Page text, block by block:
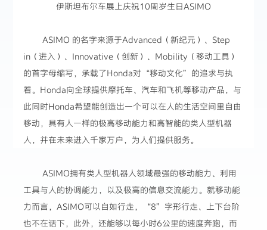
伊斯坦布尔车展上庆祝10周岁生日ASIMO
ASIMO 的名字来源于Advanced（新纪元）、Step
in（进入）、Innovative（创新）、Mobility（移动工具）
的首字母缩写，承载了Honda对“移动文化”的追求与执
着。Honda向全球提供摩托车、汽车和飞机等移动产品，与
此同时Honda希望能创造出一个可以在人的生活空间里自由
移动，具有人一样的极高移动能力和高智能的类人型机器
人，并在未来进入千家万户，为人们提供服务。
ASIMO拥有类人型机器人领域最强的移动能力、利用
工具与人的协调能力，以及极高的信息交流能力。就移动能
力而言，ASIMO可以自如行走，“8”字形行走、上下台阶
也不在话下，此外，还能够以每小时6公里的速度奔跑，而